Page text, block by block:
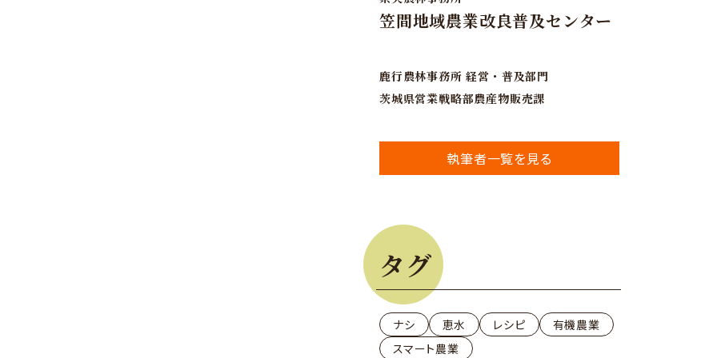
笠間地域農業改良普及センター
鹿行農林事務所 経営・普及部門
茨城県営業戦略部農産物販売課
執筆者一覧を見る
タグ
ナシ 恵水 レシピ
有機農業
スマート農業